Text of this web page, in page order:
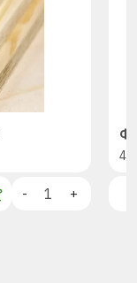
- +
43